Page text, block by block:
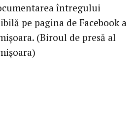
întregului
pe pagina de Facebook a
(Biroul de presă al